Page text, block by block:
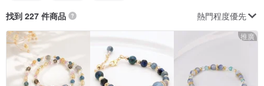
找到 227 件商品 熱門程度優先
推廣